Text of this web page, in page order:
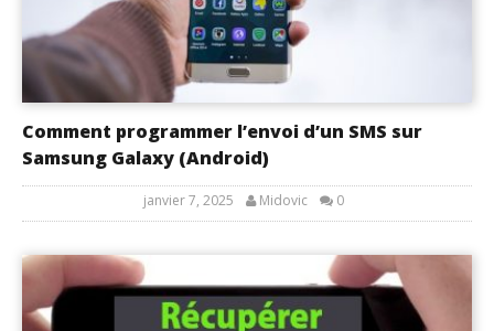
Comment programmer l’envoi d’un SMS sur
Samsung Galaxy (Android)
janvier 7, 2025 Midovic 0